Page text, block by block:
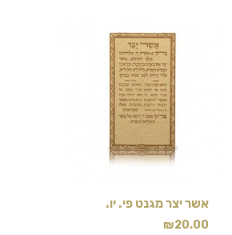
אשר יצר מגנט פי. יו.
₪20.00
למוצר
זה
יש
מספר
סוגים.
ניתן
לבחור
האפשרויות